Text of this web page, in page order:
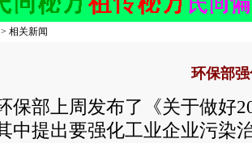
> 相关新闻
环保部
保部上周发布了《关于做好
中提出要强化工业企业污染